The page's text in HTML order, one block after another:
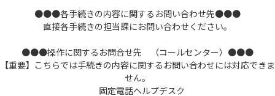
本システムを利用して申請・届出等手続を行
う場合は、利用者たる本人が利用方法に従い
利用者登録を行うことができるものとしま
す。
（１）利用者登録を行う際は、利用者ＩＤ、
パスワード、氏名、住所、その他の
必要な事項を本システム上で登録してくださ
●●●各手続きの内容に関するお問い合わせ先●●●
直接各手続きの担当課にお問い合わせください。
●●●操作に関するお問合せ先 （コールセンター）●●●
【重要】こちらでは手続きの内容に関するお問い合わせには対応できま
せん。
固定電話ヘルプデスク